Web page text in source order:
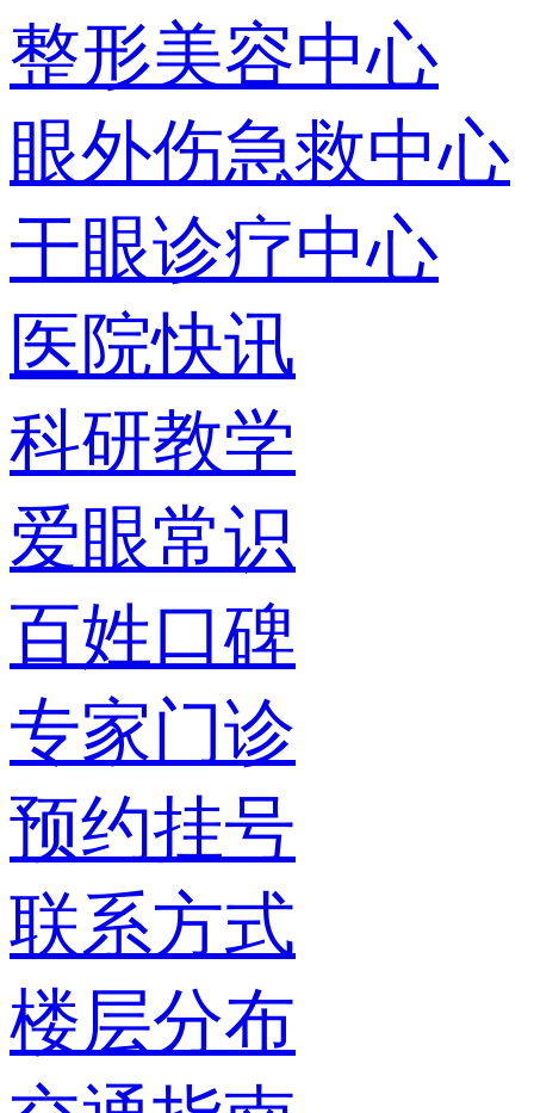
整形美容中心
眼外伤急救中心
干眼诊疗中心
医院快讯
科研教学
爱眼常识
百姓口碑
专家门诊
预约挂号
联系方式
楼层分布